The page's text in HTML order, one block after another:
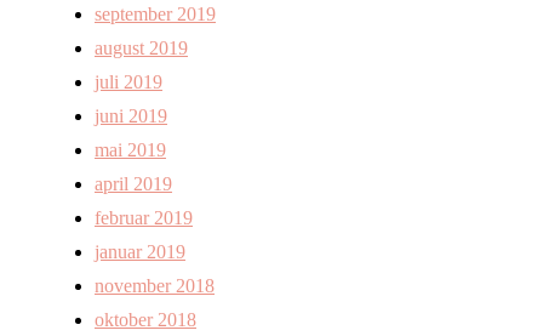
september 2019
august 2019
juli 2019
juni 2019
mai 2019
april 2019
februar 2019
januar 2019
november 2018
oktober 2018